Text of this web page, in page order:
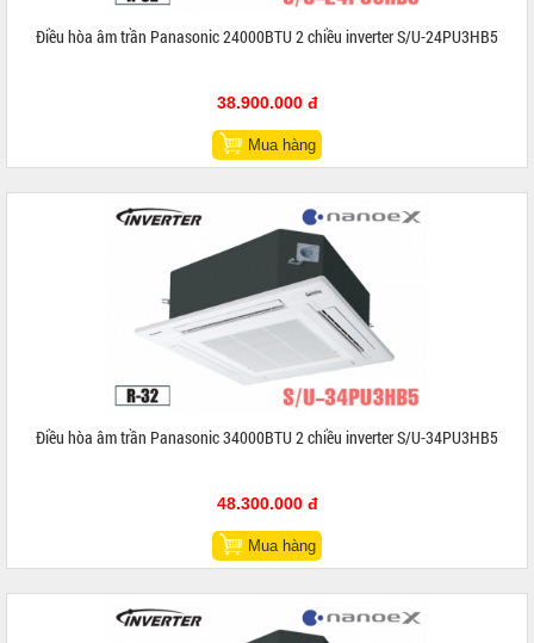
Điều hòa âm trần Panasonic 24000BTU 2 chiều inverter S/U-24PU3HB5
38.900.000 đ
Mua hàng
Điều hòa âm trần Panasonic 34000BTU 2 chiều inverter S/U-34PU3HB5
48.300.000 đ
Mua hàng